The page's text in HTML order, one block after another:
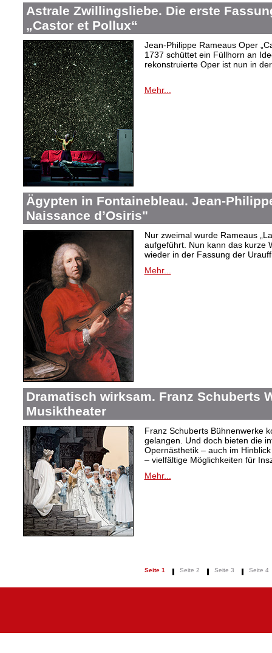
Astrale Zwillingsliebe. Die erste
„Castor et Pollux“
Jean-Philippe Rameaus Oper
1737 schüttet ein Füllhorn an
rekonstruierte Oper ist nun in
Mehr...
Ägypten in Fontainebleau. Jean-
Naissance d’Osiris"
Nur zweimal wurde Rameaus
aufgeführt. Nun kann das kurze
wieder in der Fassung der
Mehr...
Dramatisch wirksam. Franz Schuberts
Musiktheater
Franz Schuberts Bühnenwerke
gelangen. Und doch bieten die
Opernästhetik – auch im
– vielfältige Möglichkeiten für
Mehr...
Seite 1 Seite 2 Seite 3 Seite 4